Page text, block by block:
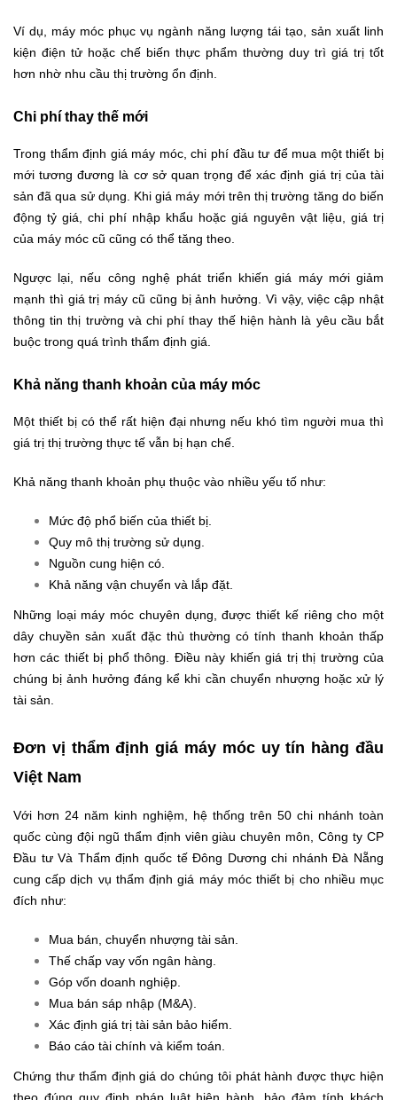
Ví dụ, máy móc phục vụ ngành năng lượng tái tạo, sản xuất linh
kiện điện tử hoặc chế biến thực phẩm thường duy trì giá trị tốt
hơn nhờ nhu cầu thị trường ổn định.
Chi phí thay thế mới
Trong thẩm định giá máy móc, chi phí đầu tư để mua một thiết bị
mới tương đương là cơ sở quan trọng để xác định giá trị của tài
sản đã qua sử dụng. Khi giá máy mới trên thị trường tăng do biến
động tỷ giá, chi phí nhập khẩu hoặc giá nguyên vật liệu, giá trị
của máy móc cũ cũng có thể tăng theo.
Ngược lại, nếu công nghệ phát triển khiến giá máy mới giảm
mạnh thì giá trị máy cũ cũng bị ảnh hưởng. Vì vậy, việc cập nhật
thông tin thị trường và chi phí thay thế hiện hành là yêu cầu bắt
buộc trong quá trình thẩm định giá.
Khả năng thanh khoản của máy móc
Một thiết bị có thể rất hiện đại nhưng nếu khó tìm người mua thì
giá trị thị trường thực tế vẫn bị hạn chế.
Khả năng thanh khoản phụ thuộc vào nhiều yếu tố như:
Mức độ phổ biến của thiết bị.
Quy mô thị trường sử dụng.
Nguồn cung hiện có.
Khả năng vận chuyển và lắp đặt.
Những loại máy móc chuyên dụng, được thiết kế riêng cho một
dây chuyền sản xuất đặc thù thường có tính thanh khoản thấp
hơn các thiết bị phổ thông. Điều này khiến giá trị thị trường của
chúng bị ảnh hưởng đáng kể khi cần chuyển nhượng hoặc xử lý
tài sản.
Đơn vị thẩm định giá máy móc uy tín hàng đầu
Việt Nam
Với hơn 24 năm kinh nghiệm, hệ thống trên 50 chi nhánh toàn
quốc cùng đội ngũ thẩm định viên giàu chuyên môn, Công ty CP
Đầu tư Và Thẩm định quốc tế Đông Dương chi nhánh Đà Nẵng
cung cấp dịch vụ thẩm định giá máy móc thiết bị cho nhiều mục
đích như:
Mua bán, chuyển nhượng tài sản.
Thế chấp vay vốn ngân hàng.
Góp vốn doanh nghiệp.
Mua bán sáp nhập (M&A).
Xác định giá trị tài sản bảo hiểm.
Báo cáo tài chính và kiểm toán.
Chứng thư thẩm định giá do chúng tôi phát hành được thực hiện
theo đúng quy định pháp luật hiện hành, bảo đảm tính khách